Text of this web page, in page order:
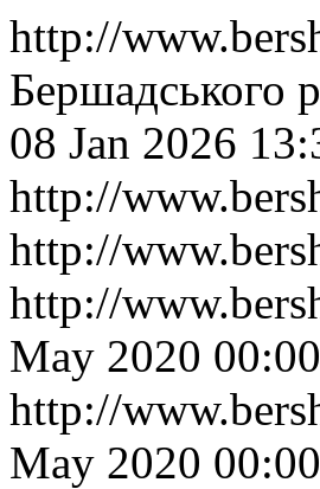
http://
Бершадського
08 Jan 2026
http://
http://
http://
May 2020
http://
May 2020